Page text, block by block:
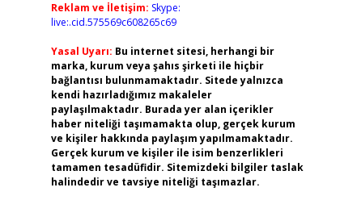
Reklam ve İletişim: Skype:
live:.cid.575569c608265c69
Yasal Uyarı: Bu internet sitesi, herhangi bir
marka, kurum veya şahıs şirketi ile hiçbir
bağlantısı bulunmamaktadır. Sitede yalnızca
kendi hazırladığımız makaleler
paylaşılmaktadır. Burada yer alan içerikler
haber niteliği taşımamakta olup, gerçek kurum
ve kişiler hakkında paylaşım yapılmamaktadır.
Gerçek kurum ve kişiler ile isim benzerlikleri
tamamen tesadüfidir. Sitemizdeki bilgiler taslak
halindedir ve tavsiye niteliği taşımazlar.